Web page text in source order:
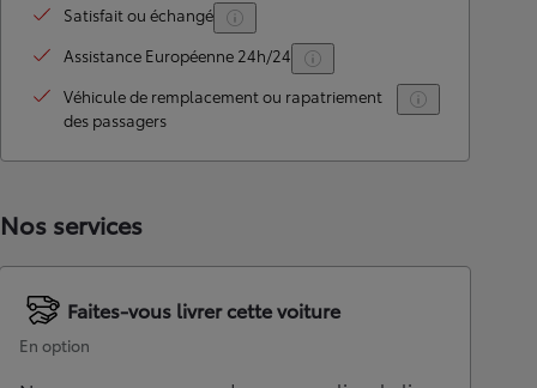
Satisfait ou échangé
Assistance Européenne 24h/24
Véhicule de remplacement ou rapatriement
des passagers
Nos services
Faites-vous livrer cette voiture
En option